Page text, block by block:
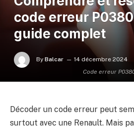
Code erreur
code erreur
guide complet
By Balcar 14 décembre 2024
Décoder un code erreur peut
surtout avec une Renault. Mais